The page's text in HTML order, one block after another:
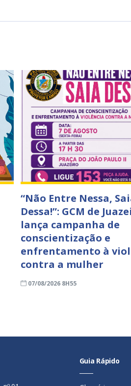
“Não Entre Nessa,
Dessa!”: GCM de
lança campanha de
conscientização e
enfrentamento à
contra a mulher
07/08/2026 8H55
Guia Rápido